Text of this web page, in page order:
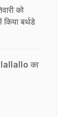
को
बर्थडे
का